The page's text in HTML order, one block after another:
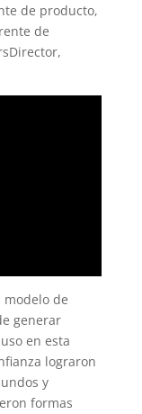
de producto,
de
modelo de
generar
en esta
lograron
y
formas